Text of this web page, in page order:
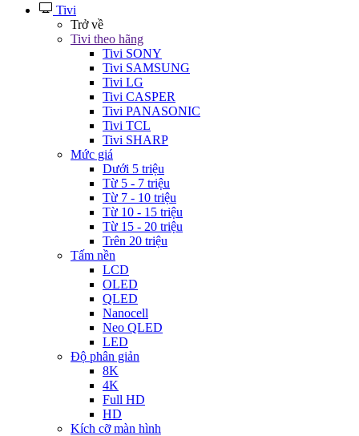
Tivi
Trở về
Tivi theo hãng
Tivi SONY
Tivi SAMSUNG
Tivi LG
Tivi CASPER
Tivi PANASONIC
Tivi TCL
Tivi SHARP
Mức giá
Dưới 5 triệu
Từ 5 - 7 triệu
Từ 7 - 10 triệu
Từ 10 - 15 triệu
Từ 15 - 20 triệu
Trên 20 triệu
Tấm nền
LCD
OLED
QLED
Nanocell
Neo QLED
LED
Độ phân giản
8K
4K
Full HD
HD
Kích cỡ màn hình